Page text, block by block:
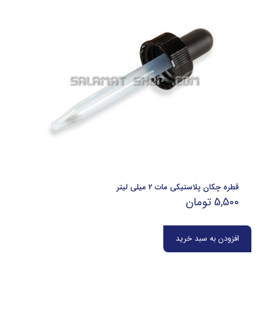
قطره چکان پلاستیکی مات 2 میلی لیتر
5,500 تومان
افزودن به سبد خرید